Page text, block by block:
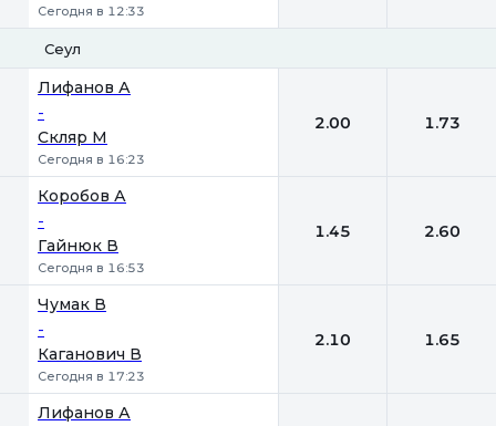
Сегодня в 12:33
Сеул
Лифанов А
-
Скляр М
Сегодня в 16:23
2.00 1.73
Коробов А
-
Гайнюк В
Сегодня в 16:53
1.45 2.60
Чумак В
-
Каганович В
Сегодня в 17:23
2.10 1.65
Лифанов А